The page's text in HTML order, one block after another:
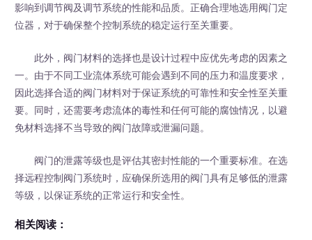
影响到调节阀及调节系统的性能和品质。正确合理地选用阀门定
位器，对于确保整个控制系统的稳定运行至关重要。
此外，阀门材料的选择也是设计过程中应优先考虑的因素之
一。由于不同工业流体系统可能会遇到不同的压力和温度要求，
因此选择合适的阀门材料对于保证系统的可靠性和安全性至关重
要。同时，还需要考虑流体的毒性和任何可能的腐蚀情况，以避
免材料选择不当导致的阀门故障或泄漏问题。
阀门的泄露等级也是评估其密封性能的一个重要标准。在选
择远程控制阀门系统时，应确保所选用的阀门具有足够低的泄露
等级，以保证系统的正常运行和安全性。
相关阅读：